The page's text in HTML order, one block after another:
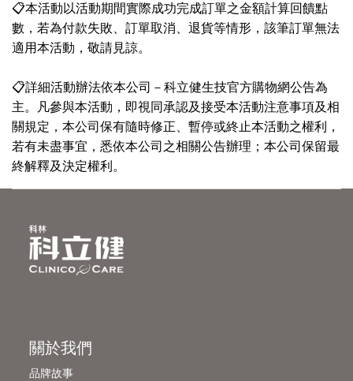
📋本活動以活動期間實際成功完成訂單之金額計算回饋點
數，若為付款失敗、訂單取消、退貨等情形，該筆訂單無法
適用本活動，敬請見諒。
📋詳細活動辦法依本公司－科立健生技官方購物網公告為
主。凡參與本活動，即視同承認及接受本活動注意事項及相
關規定，本公司保有隨時修正、暫停或終止本活動之權利，
若有未盡事宜，悉依本公司之相關公告辦理；本公司保留最
終解釋及決定權利。
關於我們
品牌故事